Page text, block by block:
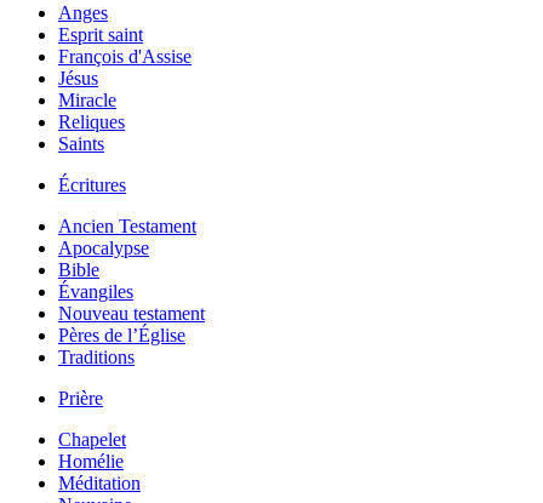
Anges
Esprit saint
François d'Assise
Jésus
Miracle
Reliques
Saints
Écritures
Ancien Testament
Apocalypse
Bible
Évangiles
Nouveau testament
Pères de l’Église
Traditions
Prière
Chapelet
Homélie
Méditation